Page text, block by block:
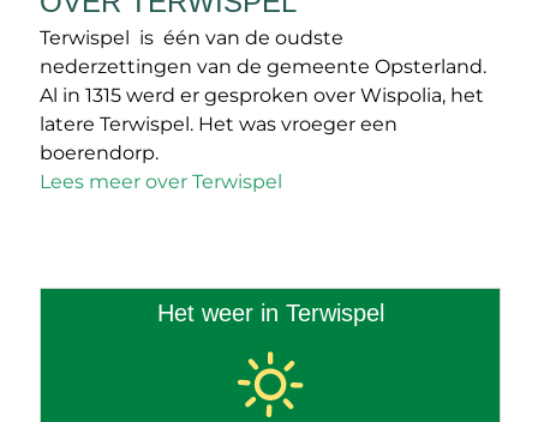
Terwispel is één van de oudste
nederzettingen van de gemeente Opsterland.
Al in 1315 werd er gesproken over Wispolia, het
latere Terwispel. Het was vroeger een
boerendorp.
Lees meer over Terwispel
Het weer in Terwispel